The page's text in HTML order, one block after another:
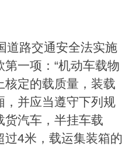
道路交通安全法实施
一项：“机动车载物
核定的载质量，装载
，并应当遵守下列规
货汽车，半挂车载
过4米，载运集装箱的